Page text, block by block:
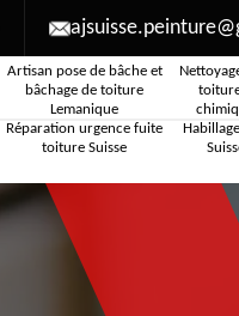
Artisan pose de bâche et
bâchage de toiture
Lemanique
Réparation urgence fuite
toiture Suisse